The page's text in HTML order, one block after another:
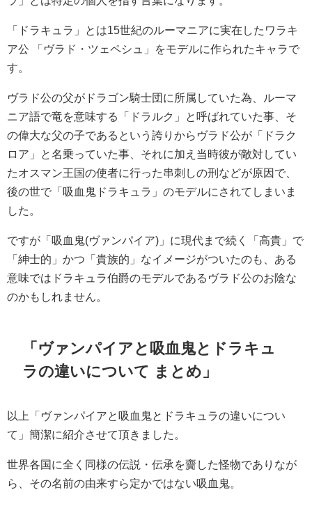
「ドラキュラ」とは15世紀のルーマニアに実在したワラキ
ア公 「ヴラド・ツェペシュ」をモデルに作られたキャラで
す。
ヴラド公の父がドラゴン騎士団に所属していた為、ルーマ
ニア語で竜を意味する「ドラルク」と呼ばれていた事、そ
の偉大な父の子であるという誇りからヴラド公が「ドラク
ロア」と名乗っていた事、それに加え当時彼が敵対してい
たオスマン王国の使者に行った串刺しの刑などが原因で、
後の世で「吸血鬼ドラキュラ」のモデルにされてしまいま
した。
ですが「吸血鬼(ヴァンパイア)」に現代まで続く「高貴」で
「紳士的」かつ「貴族的」なイメージがついたのも、ある
意味ではドラキュラ伯爵のモデルであるヴラド公のお陰な
のかもしれません。
「ヴァンパイアと吸血鬼とドラキュ
ラの違いについて まとめ」
以上「ヴァンパイアと吸血鬼とドラキュラの違いについ
て」簡潔に紹介させて頂きました。
世界各国に全く同様の伝説・伝承を齎した怪物でありなが
ら、その名前の由来すら定かではない吸血鬼。